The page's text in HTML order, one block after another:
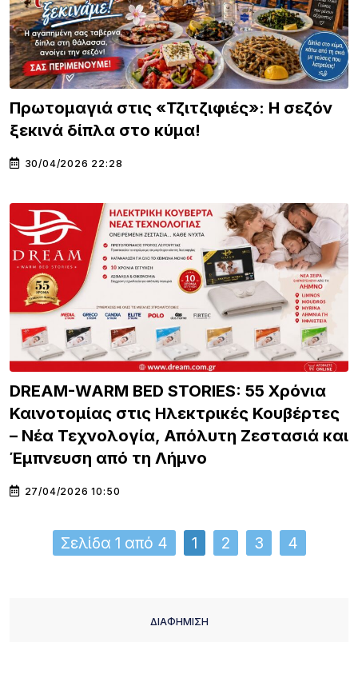
Πρωτομαγιά στις «Τζιτζιφιές»: Η σεζόν
ξεκινά δίπλα στο κύμα!
30/04/2026 22:28
DREAM-WARM BED STORIES: 55 Χρόνια
Καινοτομίας στις Ηλεκτρικές Κουβέρτες
– Νέα Τεχνολογία, Απόλυτη Ζεστασιά και
Έμπνευση από τη Λήμνο
27/04/2026 10:50
Σελίδα 1 από 4 1 2 3 4
ΔΙΑΦΗΜΙΣΗ